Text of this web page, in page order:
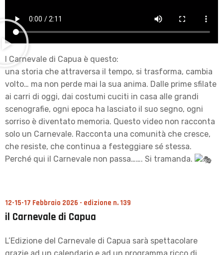
l Carnevale di Capua è questo:
una storia che attraversa il tempo, si trasforma, cambia
volto… ma non perde mai la sua anima. Dalle prime sfilate
ai carri di oggi, dai costumi cuciti in casa alle grandi
scenografie, ogni epoca ha lasciato il suo segno, ogni
sorriso è diventato memoria. Questo video non racconta
solo un Carnevale. Racconta una comunità che cresce,
che resiste, che continua a festeggiare sé stessa.
Perché qui il Carnevale non passa……. Si tramanda.
12-15-17 Febbraio 2026 - edizione n. 139
il Carnevale di Capua
L’Edizione del Carnevale di Capua sarà spettacolare